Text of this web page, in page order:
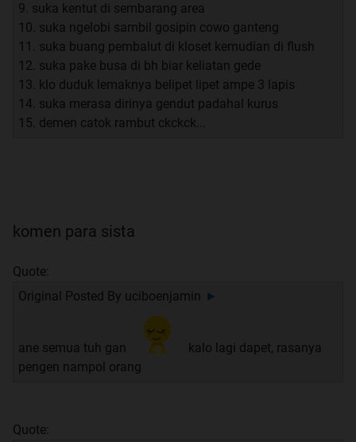
9. suka kentut di sembarang area
10. suka ngelobi sambil gosipin cowo ganteng
11. suka buang pembalut di kloset kemudian di flush
12. suka pake busa di bh biar keliatan gede
13. klo duduk lemaknya belipet lipet ampe 3 lapis
14. suka merasa dirinya gendut padahal kurus
15. demen catok rambut ckckck...
komen para sista
Quote:
Original Posted By uciboenjamin ►
ane semua tuh gan
kalo lagi dapet, rasanya
pengen nampol orang
Quote: